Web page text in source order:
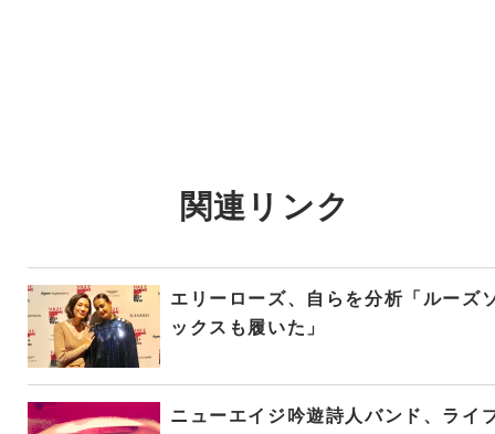
関連リンク
エリーローズ、自らを分析「ルーズ
ックスも履いた」
ニューエイジ吟遊詩人バンド、ライ